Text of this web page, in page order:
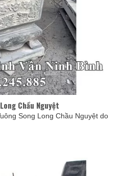
Chầu Nguyệt
Song Long Chầu Nguyệt do